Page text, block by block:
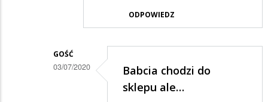
rżądowi
ODPOWIEDZ
GOŚĆ
03/07/2020
Babcia chodzi do
sklepu ale…